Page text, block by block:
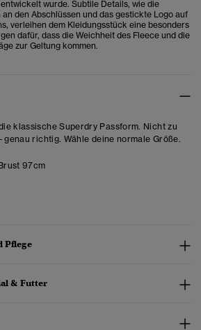
wurde. Subtile Details, wie die
den Abschlüssen und das gestickte Logo auf
verleihen dem Kleidungsstück eine besonders
dafür, dass die Weichheit des Fleece und die
zur Geltung kommen.
klassische Superdry Passform. Nicht zu
genau richtig. Wähle deine normale Größe.
97cm
Pflege
& Futter